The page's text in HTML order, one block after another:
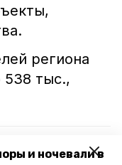
и ночевали в
региона
тыс.,